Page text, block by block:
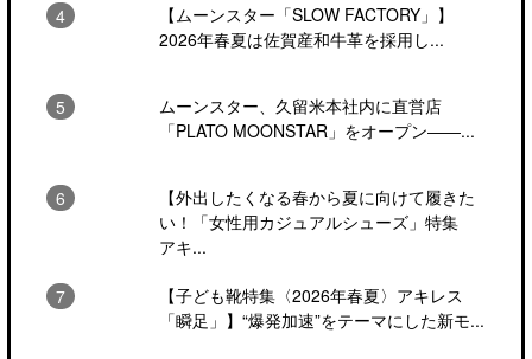
【ムーンスター「SLOW FACTORY」】
2026年春夏は佐賀産和牛革を採用し...
ムーンスター、久留米本社内に直営店
「PLATO MOONSTAR」をオープン――...
【外出したくなる春から夏に向けて履きた
い！「女性用カジュアルシューズ」特集
アキ...
【子ども靴特集〈2026年春夏〉アキレス
「瞬足」】“爆発加速”をテーマにした新モ...